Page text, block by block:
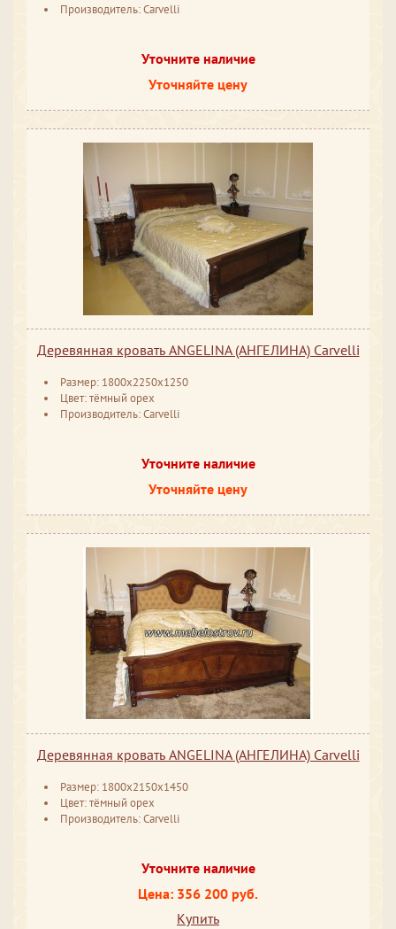
Производитель: Carvelli
Уточните наличие
Уточняйте цену
Деревянная кровать ANGELINA (АНГЕЛИНА) Carvelli
Размер: 1800x2250x1250
Цвет: тёмный орех
Производитель: Carvelli
Уточните наличие
Уточняйте цену
Деревянная кровать ANGELINA (АНГЕЛИНА) Carvelli
Размер: 1800x2150x1450
Цвет: тёмный орех
Производитель: Carvelli
Уточните наличие
Цена: 356 200 руб.
Купить